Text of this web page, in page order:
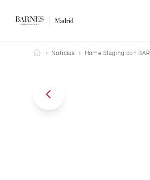
Barnes Madrid
Noticias Home Staging con